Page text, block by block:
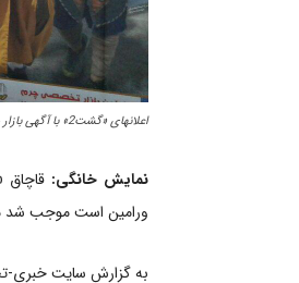
اعلانهای «گشت2» با آگهی بازار چرم
نمایش خانگی:
ورامین است موجب شد